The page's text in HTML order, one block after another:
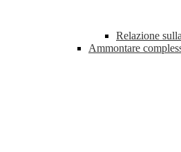
Relazione
Ammontare